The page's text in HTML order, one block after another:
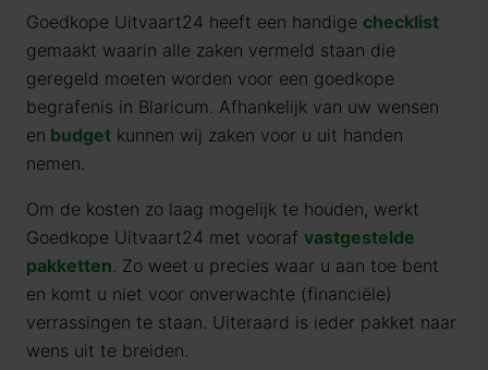
Goedkope Uitvaart24 heeft een handige checklist
gemaakt waarin alle zaken vermeld staan die
geregeld moeten worden voor een goedkope
begrafenis in Blaricum. Afhankelijk van uw wensen
en budget kunnen wij zaken voor u uit handen
nemen.
Om de kosten zo laag mogelijk te houden, werkt
Goedkope Uitvaart24 met vooraf vastgestelde
pakketten. Zo weet u precies waar u aan toe bent
en komt u niet voor onverwachte (financiële)
verrassingen te staan. Uiteraard is ieder pakket naar
wens uit te breiden.